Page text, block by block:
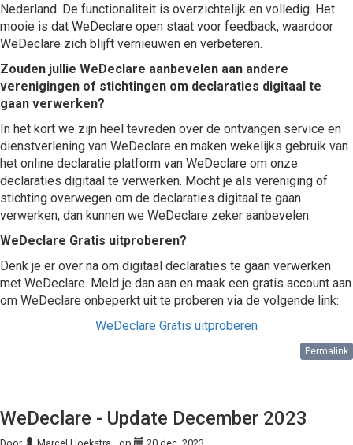
Nederland. De functionaliteit is overzichtelijk en volledig. Het
mooie is dat WeDeclare open staat voor feedback, waardoor
WeDeclare zich blijft vernieuwen en verbeteren.
Zouden jullie WeDeclare aanbevelen aan andere
verenigingen of stichtingen om declaraties digitaal te
gaan verwerken?
In het kort we zijn heel tevreden over de ontvangen service en
dienstverlening van WeDeclare en maken wekelijks gebruik van
het online declaratie platform van WeDeclare om onze
declaraties digitaal te verwerken. Mocht je als vereniging of
stichting overwegen om de declaraties digitaal te gaan
verwerken, dan kunnen we WeDeclare zeker aanbevelen.
WeDeclare Gratis uitproberen?
Denk je er over na om digitaal declaraties te gaan verwerken
met WeDeclare. Meld je dan aan en maak een gratis account aan
om WeDeclare onbeperkt uit te proberen via de volgende link:
WeDeclare Gratis uitproberen
Permalink
WeDeclare - Update December 2023